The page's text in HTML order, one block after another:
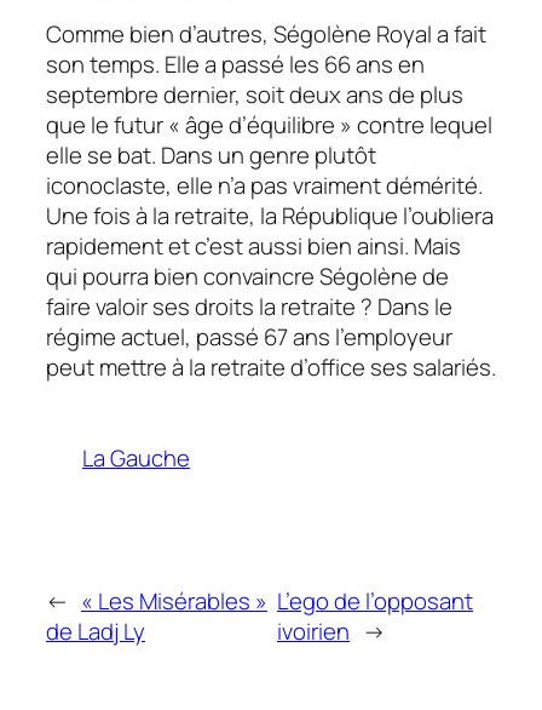
Comme bien d’autres, Ségolène Royal a fait
son temps. Elle a passé les 66 ans en
septembre dernier, soit deux ans de plus
que le futur « âge d’équilibre » contre lequel
elle se bat. Dans un genre plutôt
iconoclaste, elle n’a pas vraiment démérité.
Une fois à la retraite, la République l’oubliera
rapidement et c’est aussi bien ainsi. Mais
qui pourra bien convaincre Ségolène de
faire valoir ses droits la retraite ? Dans le
régime actuel, passé 67 ans l’employeur
peut mettre à la retraite d’office ses salariés.
La Gauche
← « Les Misérables »
de Ladj Ly
L’ego de l’opposant
ivoirien →